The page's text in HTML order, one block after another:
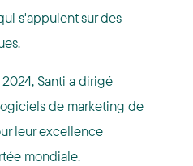
s'appuient sur des
Santi a dirigé
de marketing de
leur excellence
mondiale.